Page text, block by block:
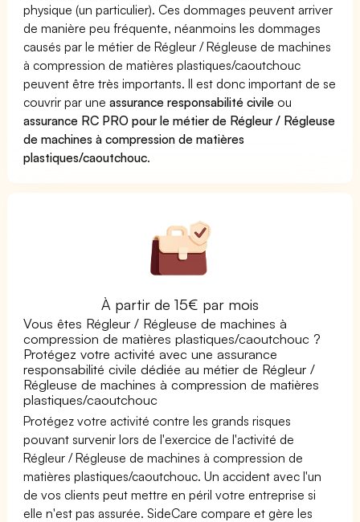
physique (un particulier). Ces dommages peuvent arriver
de manière peu fréquente, néanmoins les dommages
causés par le métier de Régleur / Régleuse de machines
à compression de matières plastiques/caoutchouc
peuvent être très importants. Il est donc important de se
couvrir par uneassurance responsabilité civile ou
assurance RC PRO pour le métier de Régleur / Régleuse
de machines à compression de matières
plastiques/caoutchouc.
À partir de 15€ par mois
Vous êtes Régleur / Régleuse de machines à
compression de matières plastiques/caoutchouc ?
Protégez votre activité avec une assurance
responsabilité civile dédiée au métier de Régleur /
Régleuse de machines à compression de matières
plastiques/caoutchouc
Protégez votre activité contre les grands risques
pouvant survenir lors de l'exercice de l'activité de
Régleur / Régleuse de machines à compression de
matières plastiques/caoutchouc. Un accident avec l'un
de vos clients peut mettre en péril votre entreprise si
elle n'est pas assurée. SideCare compare et gère les